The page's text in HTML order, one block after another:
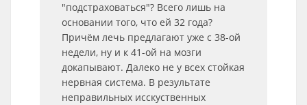
"подстраховаться"? Всего лишь на
основании того, что ей 32 года?
Причём лечь предлагают уже с 38-ой
недели, ну и к 41-ой на мозги
докапывают. Далеко не у всех стойкая
нервная система. В результате
неправильных исскуственных